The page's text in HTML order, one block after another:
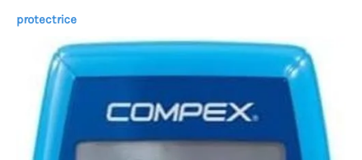
protectrice